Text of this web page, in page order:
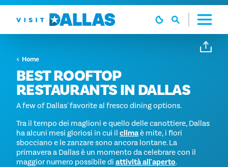
Vai al contenuto
Home
BEST ROOFTOP
RESTAURANTS IN DALLAS
A few of Dallas' favorite al fresco dining options.
Tra il tempo dei maglioni e quello delle canottiere, Dallas
ha alcuni mesi gloriosi in cui il climaè mite, i fiori
sbocciano e le zanzare sono ancora lontane. La
primavera a Dallas è un momento da celebrare con il
maggior numero possibile di attività all'aperto.